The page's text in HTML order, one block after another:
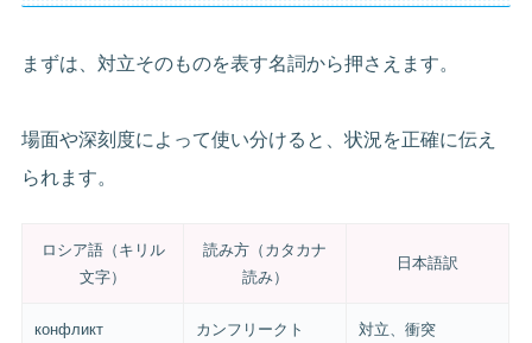
まずは、対立そのものを表す名詞から押さえます。
場面や深刻度によって使い分けると、状況を正確に伝え
られます。
ロシア語（キリル
文字）
読み方（カタカナ
読み）
日本語訳
конфликт カンフリークト 対立、衝突